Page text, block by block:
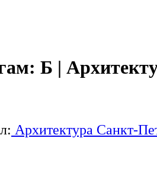
Б |
Архитектура Санкт-